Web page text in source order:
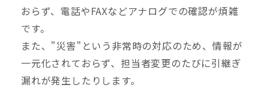
おらず、電話やFAXなどアナログでの確認が煩雑
です。
また、"災害"という非常時の対応のため、情報が
一元化されておらず、担当者変更のたびに引継ぎ
漏れが発生したりします。